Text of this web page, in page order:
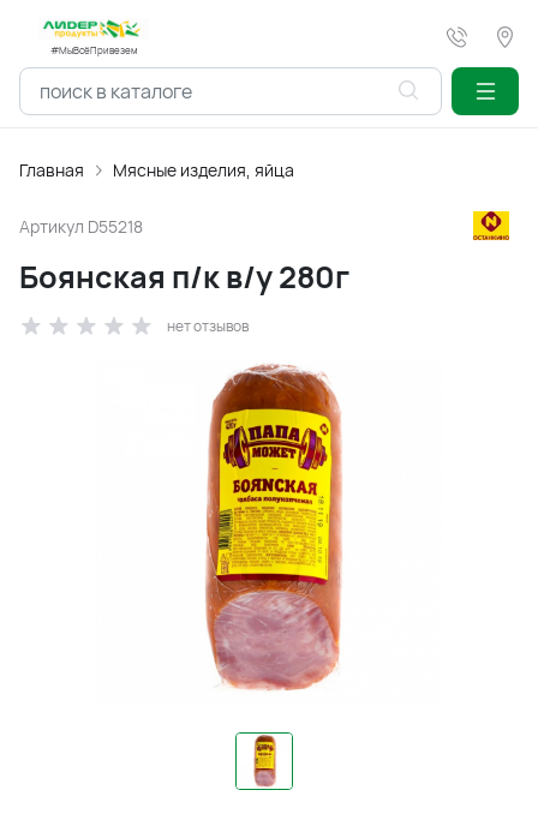
#МыВсёПривезем
Главная Мясные изделия, яйца
Артикул D55218
Боянская п/к в/у 280г
нет отзывов